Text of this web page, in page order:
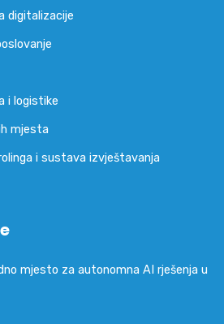
digitalizacije
i logistike
mjesta
i sustava izvještavanja
mjesto za autonomna AI rješenja u